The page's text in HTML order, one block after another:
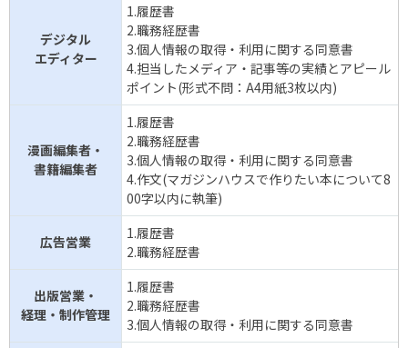
デジタル
エディター
1.履歴書
2.職務経歴書
3.個人情報の取得・利用に関する同意書
4.担当したメディア・記事等の実績とアピール
ポイント(形式不問：A4用紙3枚以内)
漫画編集者・
書籍編集者
1.履歴書
2.職務経歴書
3.個人情報の取得・利用に関する同意書
4.作文(マガジンハウスで作りたい本について8
00字以内に執筆)
広告営業
1.履歴書
2.職務経歴書
出版営業・
経理・制作管理
1.履歴書
2.職務経歴書
3.個人情報の取得・利用に関する同意書